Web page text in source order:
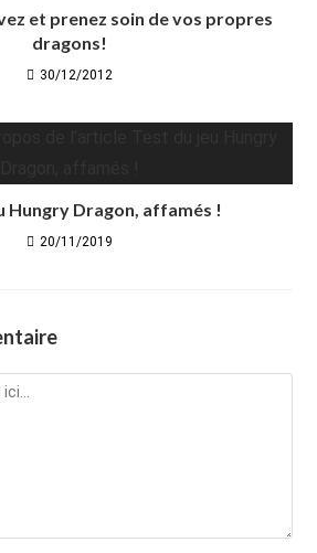
et prenez soin de vos propres
dragons!
30/12/2012
Hungry Dragon, affamés !
20/11/2019